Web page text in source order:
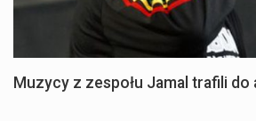
Muzycy z zespołu Jamal trafili do